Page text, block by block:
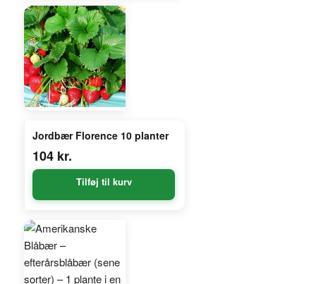
Jordbær Florence 10 planter
104 kr.
Tilføj til kurv